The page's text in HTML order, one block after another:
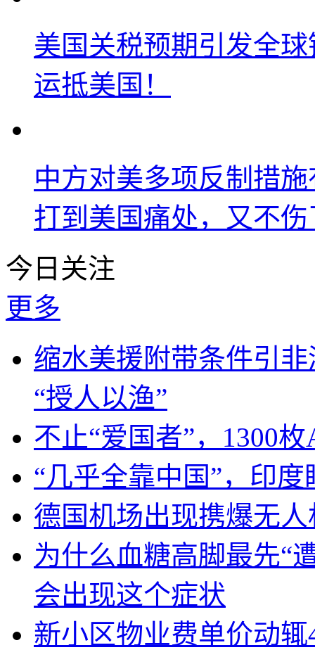
美国关税预期引发全
运抵美国！
中方对美多项反制措
打到美国痛处，又不
今日关注
更多
缩水美援附带条件引
“授人以渔”
不止“爱国者”，1300
“几乎全靠中国”，印
德国机场出现携爆无
为什么血糖高脚最先“
会出现这个症状
新小区物业费单价动